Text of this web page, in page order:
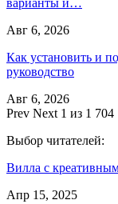
Авг 6, 2026
Как установить и
руководство
Авг 6, 2026
Prev Next 1 из 1 704
Выбор читателей:
Вилла с
Апр 15, 2025